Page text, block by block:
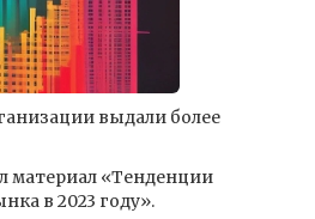
выдали более
материал «Тенденции
в 2023 году».